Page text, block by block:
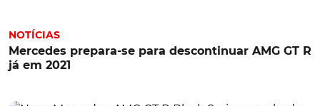
NOTÍCIAS
Mercedes prepara-se para descontinuar AMG GT R
já em 2021